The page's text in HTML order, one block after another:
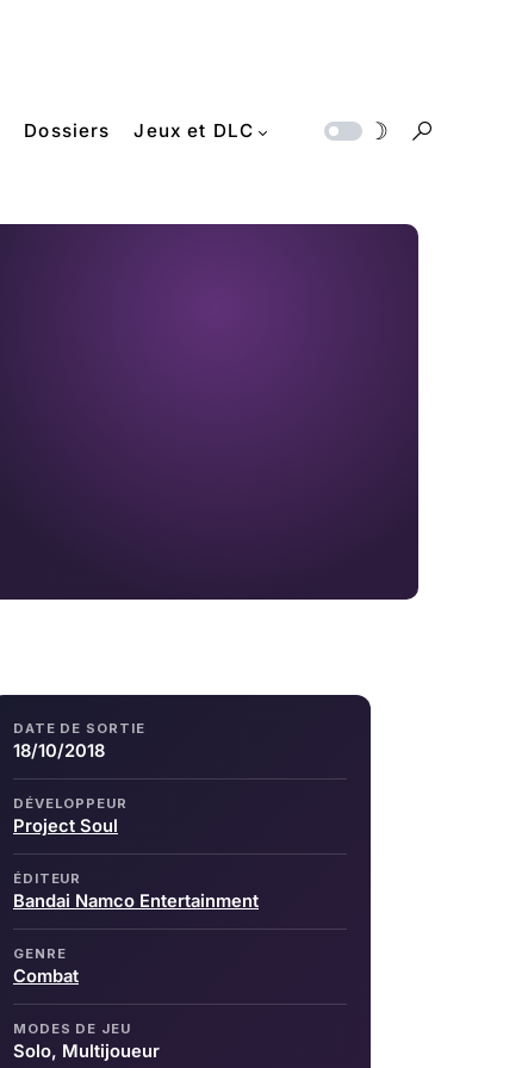
Dossiers Jeux et DLC
DATE DE SORTIE
18/10/2018
DÉVELOPPEUR
Project Soul
ÉDITEUR
Bandai Namco Entertainment
GENRE
Combat
MODES DE JEU
Solo, Multijoueur